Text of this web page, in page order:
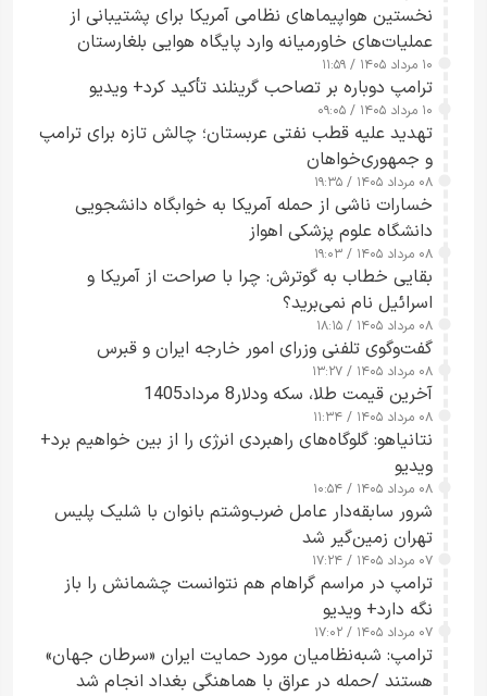
نخستین هواپیماهای نظامی آمریکا برای پشتیبانی از
عملیات‌های خاورمیانه وارد پایگاه هوایی بلغارستان
شدند
۱۰ مرداد ۱۴۰۵ / ۱۱:۵۹
ترامپ دوباره بر تصاحب گرینلند تأکید کرد+ ویدیو
۱۰ مرداد ۱۴۰۵ / ۰۹:۰۵
تهدید علیه قطب نفتی عربستان؛ چالش تازه برای ترامپ
و جمهوری‌خواهان
۰۸ مرداد ۱۴۰۵ / ۱۹:۳۵
خسارات ناشی از حمله آمریکا به خوابگاه دانشجویی
دانشگاه علوم پزشکی اهواز
۰۸ مرداد ۱۴۰۵ / ۱۹:۰۳
بقایی خطاب به گوترش: چرا با صراحت از آمریکا و
اسرائیل نام نمی‌برید؟
۰۸ مرداد ۱۴۰۵ / ۱۸:۱۵
گفت‌وگوی تلفنی وزرای امور خارجه ایران و قبرس
۰۸ مرداد ۱۴۰۵ / ۱۳:۲۷
آخرین قیمت طلا، سکه ودلار8 مرداد1405
۰۸ مرداد ۱۴۰۵ / ۱۱:۳۴
نتانیاهو: گلوگاه‌های راهبردی انرژی را از بین خواهیم برد+
ویدیو
۰۸ مرداد ۱۴۰۵ / ۱۰:۵۴
شرور سابقه‌دار عامل ضرب‌وشتم بانوان با شلیک پلیس
تهران زمین‌گیر شد
۰۷ مرداد ۱۴۰۵ / ۱۷:۲۴
ترامپ در مراسم گراهام هم نتوانست چشمانش را باز
نگه دارد+ ویدیو
۰۷ مرداد ۱۴۰۵ / ۱۷:۰۲
ترامپ: شبه‌نظامیان مورد حمایت ایران «سرطان جهان»
هستند /حمله در عراق با هماهنگی بغداد انجام شد